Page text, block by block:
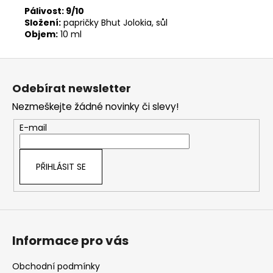
Pálivost: 9/10
Složení: papričky Bhut Jolokia, sůl
Objem: 10 ml
Z
Odebírat newsletter
Nezmeškejte žádné novinky či slevy!
E-mail
PŘIHLÁSIT SE
Informace pro vás
Obchodní podmínky